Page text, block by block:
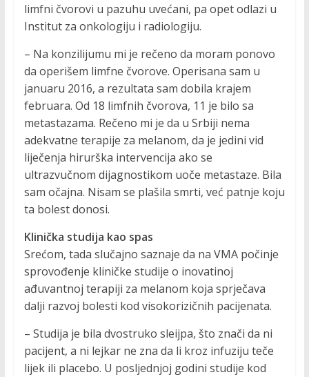
limfni čvorovi u pazuhu uvećani, pa opet odlazi u
Institut za onkologiju i radiologiju.
– Na konzilijumu mi je rečeno da moram ponovo
da operišem limfne čvorove. Operisana sam u
januaru 2016, a rezultata sam dobila krajem
februara. Od 18 limfnih čvorova, 11 je bilo sa
metastazama. Rečeno mi je da u Srbiji nema
adekvatne terapije za melanom, da je jedini vid
liječenja hirurška intervencija ako se
ultrazvučnom dijagnostikom uoče metastaze. Bila
sam očajna. Nisam se plašila smrti, već patnje koju
ta bolest donosi.
Klinička studija kao spas
Srećom, tada slučajno saznaje da na VMA počinje
sprovođenje kliničke studije o inovatinoj
ađuvantnoj terapiji za melanom koja sprječava
dalji razvoj bolesti kod visokorizičnih pacijenata.
– Studija je bila dvostruko sleijpa, što znači da ni
pacijent, a ni lejkar ne zna da li kroz infuziju teče
lijek ili placebo. U posljednjoj godini studije kod